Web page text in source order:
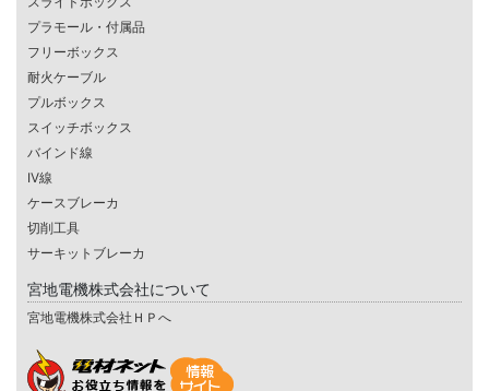
プラモール・付属品
フリーボックス
耐火ケーブル
プルボックス
スイッチボックス
バインド線
IV線
ケースブレーカ
切削工具
サーキットブレーカ
宮地電機株式会社について
宮地電機株式会社ＨＰへ